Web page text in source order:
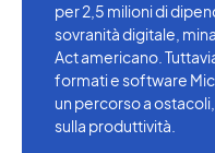
per 2,5 milioni di
sovranità digitale,
Act americano.
formati e software
un percorso a
sulla produttività.